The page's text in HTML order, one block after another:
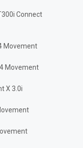
Connect
Movement
Movement
X 3.0i